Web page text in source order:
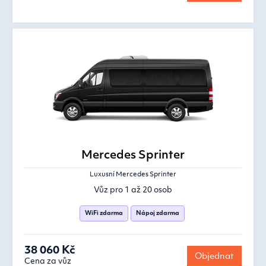
Mercedes Sprinter
Luxusní Mercedes Sprinter
Vůz pro 1 až 20 osob
WiFi zdarma Nápoj zdarma
38 060 Kč
Cena za vůz
Objednat